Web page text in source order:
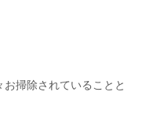
掃除されていることと